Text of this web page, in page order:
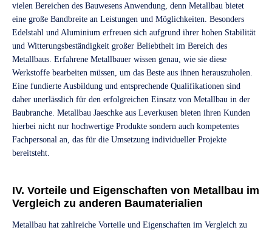
vielen Bereichen des Bauwesens Anwendung, denn Metallbau bietet
eine große Bandbreite an Leistungen und Möglichkeiten. Besonders
Edelstahl und Aluminium erfreuen sich aufgrund ihrer hohen Stabilität
und Witterungsbeständigkeit großer Beliebtheit im Bereich des
Metallbaus. Erfahrene Metallbauer wissen genau, wie sie diese
Werkstoffe bearbeiten müssen, um das Beste aus ihnen herauszuholen.
Eine fundierte Ausbildung und entsprechende Qualifikationen sind
daher unerlässlich für den erfolgreichen Einsatz von Metallbau in der
Baubranche. Metallbau Jaeschke aus Leverkusen bieten ihren Kunden
hierbei nicht nur hochwertige Produkte sondern auch kompetentes
Fachpersonal an, das für die Umsetzung individueller Projekte
bereitsteht.
IV. Vorteile und Eigenschaften von Metallbau im
Vergleich zu anderen Baumaterialien
Metallbau hat zahlreiche Vorteile und Eigenschaften im Vergleich zu